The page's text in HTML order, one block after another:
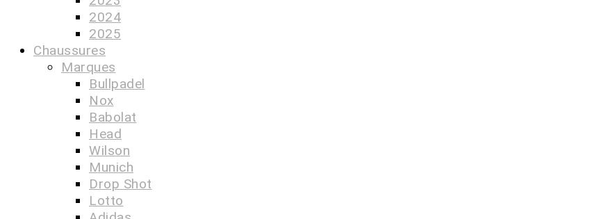
2024
2025
Chaussures
Marques
Bullpadel
Nox
Babolat
Head
Wilson
Munich
Drop Shot
Lotto